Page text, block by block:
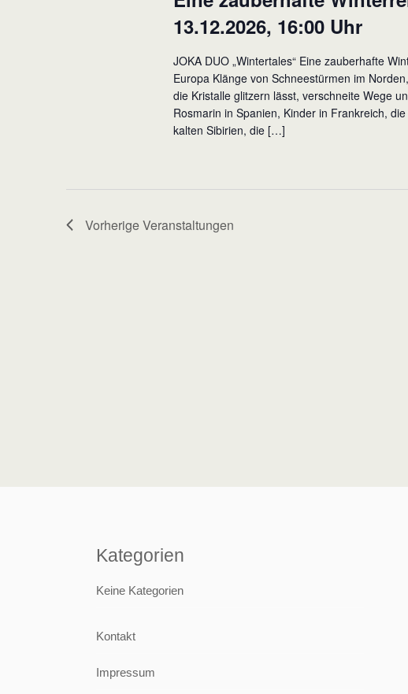
13.12.2026, 16:00 Uhr
JOKA DUO „Wintertales“ Eine zauberhafte
Europa Klänge von Schneestürmen im
die Kristalle glitzern lässt, verschneite Wege
Rosmarin in Spanien, Kinder in Frankreich,
kalten Sibirien, die […]
VorherigeVeranstaltungen
Kategorien
Keine Kategorien
Kontakt
Impressum